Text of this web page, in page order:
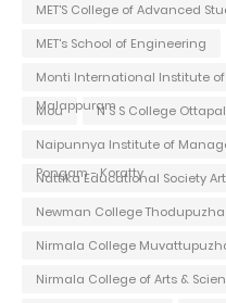
MET'S College of Advanced
MET's School of Engineering
Monti International Institute
Malappuram
Mou N S S College
Naipunnya Institute of
Pongam - Koratty
Nattika Educational Society
Newman College Thodupuzha
Nirmala College
Nirmala College of Arts &